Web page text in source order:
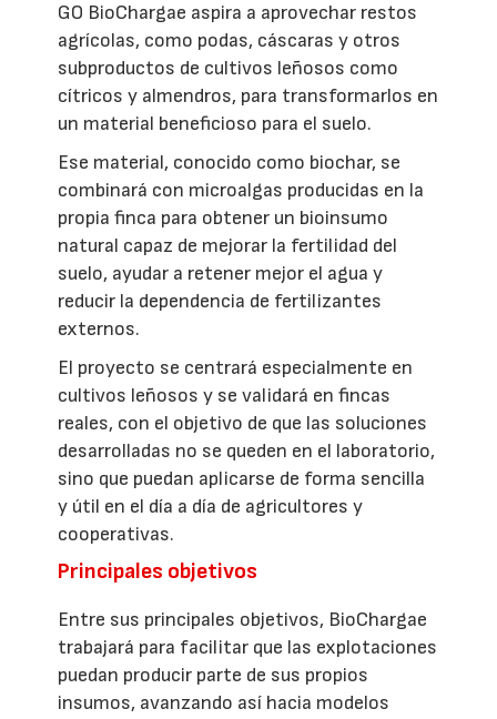
GO BioChargae aspira a aprovechar restos
agrícolas, como podas, cáscaras y otros
subproductos de cultivos leñosos como
cítricos y almendros, para transformarlos en
un material beneficioso para el suelo.
Ese material, conocido como biochar, se
combinará con microalgas producidas en la
propia finca para obtener un bioinsumo
natural capaz de mejorar la fertilidad del
suelo, ayudar a retener mejor el agua y
reducir la dependencia de fertilizantes
externos.
El proyecto se centrará especialmente en
cultivos leñosos y se validará en fincas
reales, con el objetivo de que las soluciones
desarrolladas no se queden en el laboratorio,
sino que puedan aplicarse de forma sencilla
y útil en el día a día de agricultores y
cooperativas.
Principales objetivos
Entre sus principales objetivos, BioChargae
trabajará para facilitar que las explotaciones
puedan producir parte de sus propios
insumos, avanzando así hacia modelos